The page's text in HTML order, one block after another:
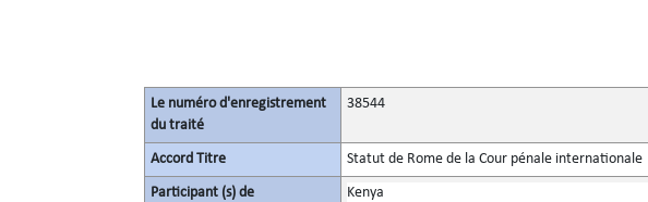
Le numéro d'enregistrement
du traité
38544
Accord Titre Statut de Rome de la Cour pénale internationale
Participant (s) de Kenya